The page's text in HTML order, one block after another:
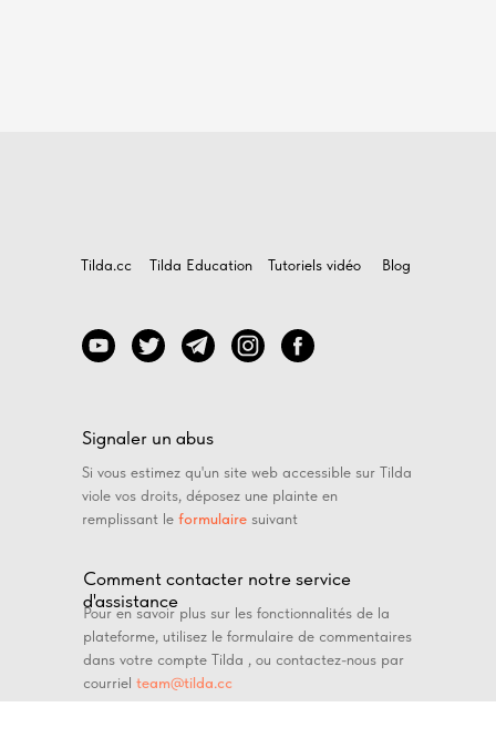
Tilda.cc Tilda Education Tutoriels vidéo Blog
Signaler un abus
Si vous estimez qu'un site web accessible sur Tilda
viole vos droits, déposez une plainte en
remplissant le formulaire suivant
Comment contacter notre service
d'assistance
Pour en savoir plus sur les fonctionnalités de la
plateforme, utilisez le formulaire de commentaires
dans votre compte Tilda , ou contactez-nous par
courriel team@tilda.cc